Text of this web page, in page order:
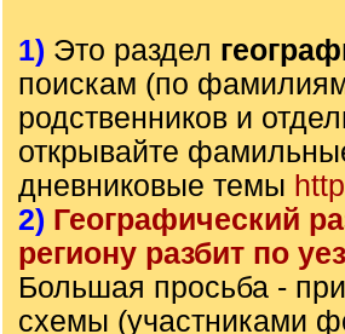
1) Это раздел
поискам (по
родственников и
открывайте
дневниковые темы
2) Географический
региону разбит по
Большая просьба -
схемы (участниками